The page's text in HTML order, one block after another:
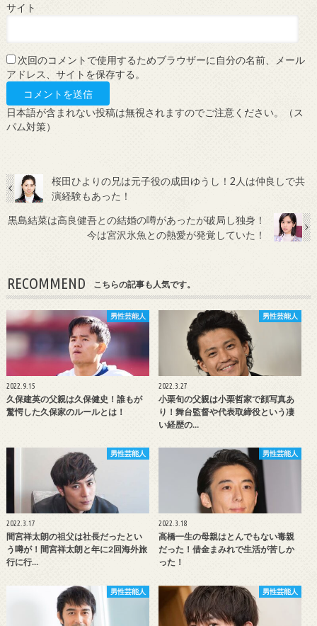
サイト
次回のコメントで使用するためブラウザーに自分の名前、メール
アドレス、サイトを保存する。
日本語が含まれない投稿は無視されますのでご注意ください。（ス
パム対策）
桜田ひよりの兄は元子役の成田ゆうし！2人は仲良しで共
演経験もあった！
黒島結菜は高良健吾との結婚の噂があったが破局し独身！
今は宮沢氷魚との熱愛が発覚していた！
RECOMMEND こちらの記事も人気です。
男性芸能人
2022.9.15
久保建英の父親は久保健史！誰もが
驚愕した久保家のルールとは！
男性芸能人
2022.3.27
小栗旬の父親は小栗哲家で顔写真あ
り！舞台監督や代表取締役という凄
い経歴の…
男性芸能人
2022.3.17
間宮祥太朗の祖父は社長だったとい
う噂が！間宮祥太朗と年に2回海外旅
行に行…
男性芸能人
2022.3.18
高橋一生の母親はとんでもない毒親
だった！借金まみれで生活が苦しか
った！
男性芸能人 男性芸能人